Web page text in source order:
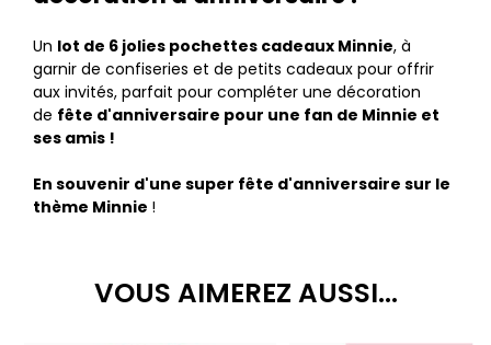
Un lot de 6 jolies pochettes cadeaux Minnie, à
garnir de confiseries et de petits cadeaux pour offrir
aux invités, parfait pour compléter une décoration
de fête d'anniversaire pour une fan de Minnie et
ses amis !
En souvenir d'une super fête d'anniversaire sur le
thème Minnie !​
VOUS AIMEREZ AUSSI...